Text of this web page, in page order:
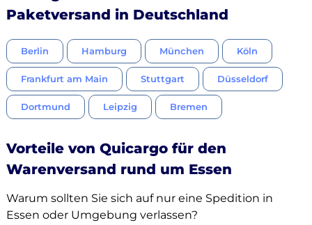
Paketversand in Deutschland
Berlin Hamburg München Köln
Frankfurt am Main Stuttgart Düsseldorf
Dortmund Leipzig Bremen
Vorteile von Quicargo für den
Warenversand rund um Essen
Warum sollten Sie sich auf nur eine Spedition in
Essen oder Umgebung verlassen?